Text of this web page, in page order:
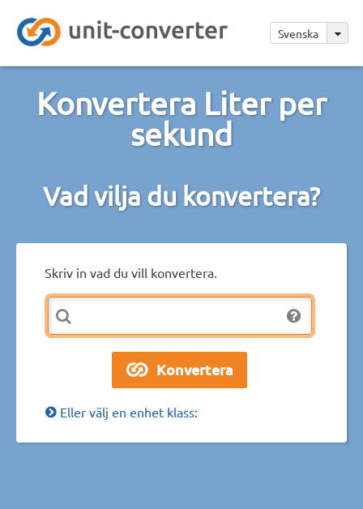
Svenska
Konvertera Liter per
sekund
Vad vilja du konvertera?
Skriv in vad du vill konvertera.
Eller välj en enhet klass: